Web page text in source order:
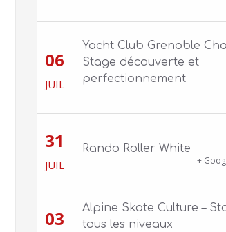
06
JUIL
Yacht Club Grenoble
Stage découverte et
perfectionnement
31
JUIL
Rando Roller White
+
03
Alpine Skate Culture –
tous les niveaux